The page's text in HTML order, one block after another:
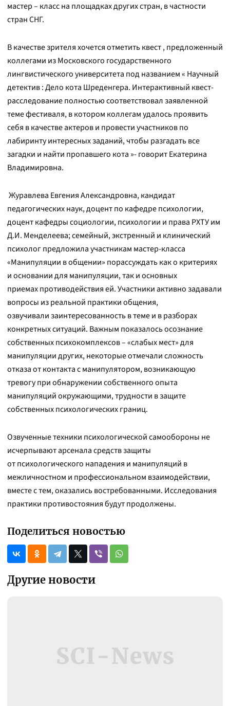
мастер – класс на площадках других стран, в частности
стран СНГ.
В качестве зрителя хочется отметить квест , предложенный
коллегами из Московского государственного
лингвистического университета под названием « Научный
детектив : Дело кота Шреденгера. Интерактивный квест-
расследование полностью соответствовал заявленной
теме фестиваля, в котором коллегам удалось проявить
себя в качестве актеров и провести участников по
лабиринту интересных заданий, чтобы разгадать все
загадки и найти пропавшего кота »- говорит Екатерина
Владимировна.
Журавлева Евгения Александровна, кандидат
педагогических наук, доцент по кафедре психологии,
доцент кафедры социологии, психологии и права РХТУ им
Д.И. Менделеева; семейный, экстренный и клинический
психолог предложила участникам мастер-класса
«Манипуляции в общении» порассуждать как о критериях
и основании для манипуляции, так и основных
приемах противодействия ей. Участники активно задавали
вопросы из реальной практики общения,
озвучивали заинтересованность в теме и в разборах
конкретных ситуаций. Важным показалось осознание
собственных психокомплексов – «слабых мест» для
манипуляции других, некоторые отмечали сложность
отказа от контакта с манипулятором, возникающую
тревогу при обнаружении собственного опыта
манипуляций окружающими, трудности в защите
собственных психологических границ.
Озвученные техники психологической самообороны не
исчерпывают арсенала средств защиты
от психологического нападения и манипуляций в
межличностном и профессиональном взаимодействии,
вместе с тем, оказались востребованными. Исследования
практики противостояния будут продолжены.
Поделиться новостью
Другие новости